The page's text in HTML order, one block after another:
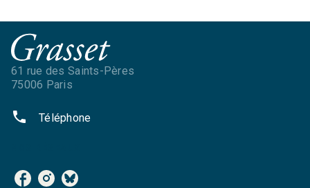
61 rue des Saints-Pères
75006 Paris
phone Téléphone